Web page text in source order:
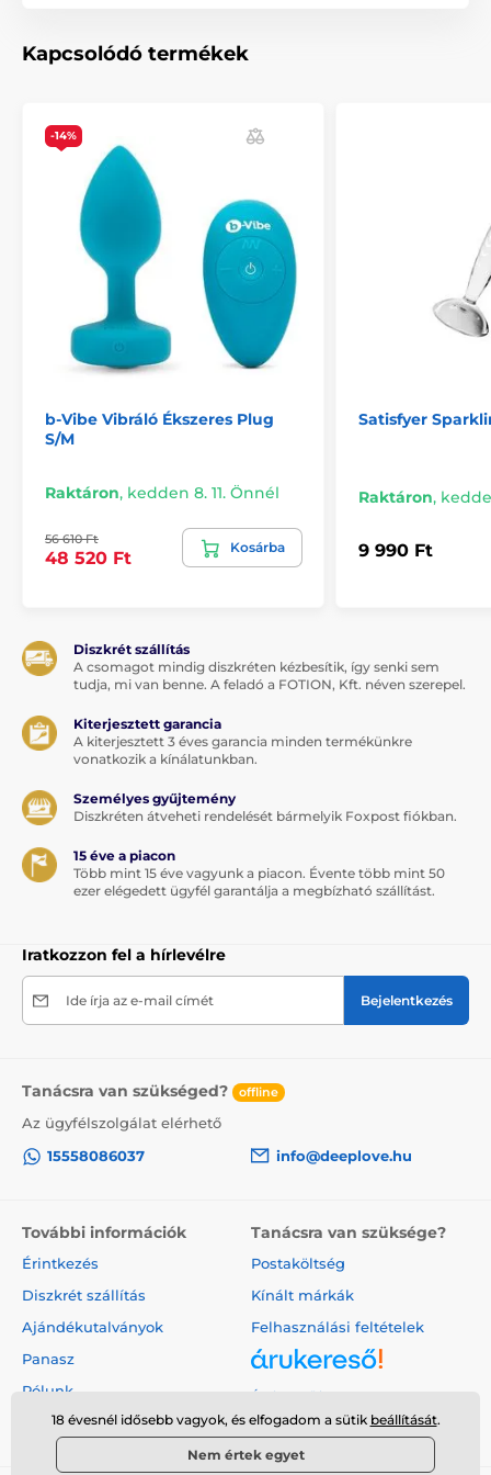
A termék a következő kategóriákba sorolt
Szexgépek
Kapcsolódó termékek
-14%
b-Vibe Vibráló Ékszeres Plug
S/M
Raktáron, kedden 8. 11. Önnél
56 610 Ft
48 520 Ft
Kosárba
Satisfyer
Raktáron,
9 990 Ft
Diszkrét szállítás
A csomagot mindig diszkréten kézbesítik, így senki sem
tudja, mi van benne. A feladó a FOTION, Kft. néven szerepel.
Kiterjesztett garancia
A kiterjesztett 3 éves garancia minden termékünkre
vonatkozik a kínálatunkban.
Személyes gyűjtemény
Diszkréten átveheti rendelését bármelyik Foxpost fiókban.
15 éve a piacon
Több mint 15 éve vagyunk a piacon. Évente több mint 50
ezer elégedett ügyfél garantálja a megbízható szállítást.
Iratkozzon fel a hírlevélre
Ide írja az e-mail címét Bejelentkezés
Tanácsra van szükséged? offline
Az ügyfélszolgálat elérhető
15558086037
info@deeplove.hu
További információk
Érintkezés
Diszkrét szállítás
Ajándékutalványok
Panasz
Rólunk
Tanácsra van szüksége?
Postaköltség
Kínált márkák
Felhasználási feltételek
Árukereső.hu
18 évesnél idősebb vagyok, és elfogadom a sütik beállítását.
Nem értek egyet